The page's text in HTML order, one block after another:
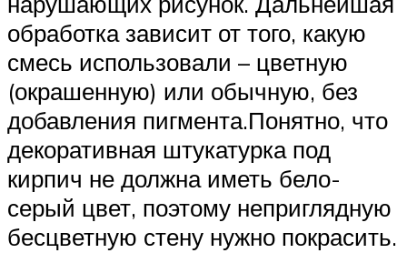
обработка зависит от того, какую
смесь использовали – цветную
(окрашенную) или обычную, без
добавления пигмента.Понятно, что
декоративная штукатурка под
кирпич не должна иметь бело-
серый цвет, поэтому неприглядную
бесцветную стену нужно покрасить.